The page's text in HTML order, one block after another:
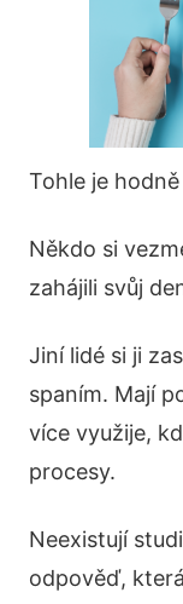
Tohle je hodně
Někdo si
zahájili svůj
Jiní lidé si ji
spaním. Mají
více využije,
procesy.
Neexistují
odpověď,